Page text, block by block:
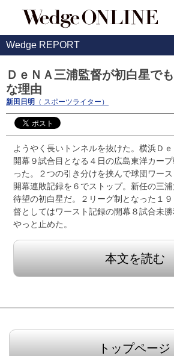
Wedge REPORT
ＤｅＮＡ三浦監督が初白星で
な理由
新田日明 （ スポーツライター）
ようやく長いトンネルを抜けた。横浜Ｄ
開幕９試合目となる４日の広島東洋カー
った。２つの引き分けを挟んで球団ワー
開幕連敗記録を６でストップ。新任の三
待望の初白星だ。２リーグ制となった１
督としてはワースト記録の開幕８試合未
やっと止めた。
本文を読む
トップページ